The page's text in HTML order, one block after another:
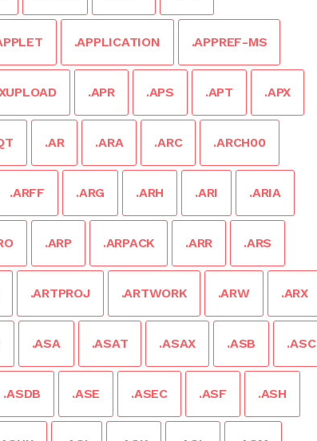
.APPLICATION .APPREF-MS
.APR .APS .APT .APX
.AR .ARA .ARC .ARCH00
.ARFF .ARG .ARH .ARI .ARIA
.ARP .ARPACK .ARR .ARS
.ARTPROJ .ARTWORK .ARW .ARX
.ASA .ASAT .ASAX .ASB .ASC
.ASDB .ASE .ASEC .ASF .ASH